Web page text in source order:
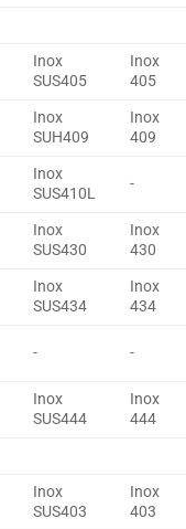
Inox
SUS405
Inox
405
Inox
SUH409
Inox
409
Inox
SUS410L
-
Inox
SUS430
Inox
430
Inox
SUS434
Inox
434
- -
Inox
SUS444
Inox
444
Inox
SUS403
Inox
403